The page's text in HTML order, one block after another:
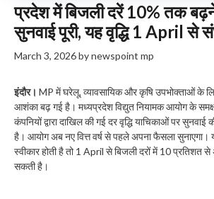
प्रदेश में बिजली दरें 10% तक बढ़ने
सुनवाई पूरी, यह वृद्धि 1 April से
March 3, 2026bynewspoint mp
इंदौर। MP में घरेलू, व्यावसायिक और कृषि उपभोक्ताओं के
आशंका बढ़ गई है। मध्यप्रदेश विद्युत नियामक आयोग के
कंपनियों द्वारा दाखिल की गई दर वृद्धि याचिकाओं पर सुनवाई
है। आयोग अब नए वित्त वर्ष से पहले अपना फैसला सुनाएगा।
स्वीकार होती है तो 1 April से बिजली दरों में 10 प्रतिशत से
सकती है।